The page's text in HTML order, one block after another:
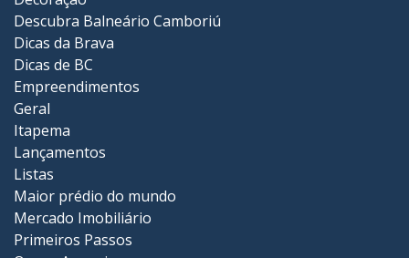
Descubra Balneário Camboriú
Dicas da Brava
Dicas de BC
Empreendimentos
Geral
Itapema
Lançamentos
Listas
Maior prédio do mundo
Mercado Imobiliário
Primeiros Passos